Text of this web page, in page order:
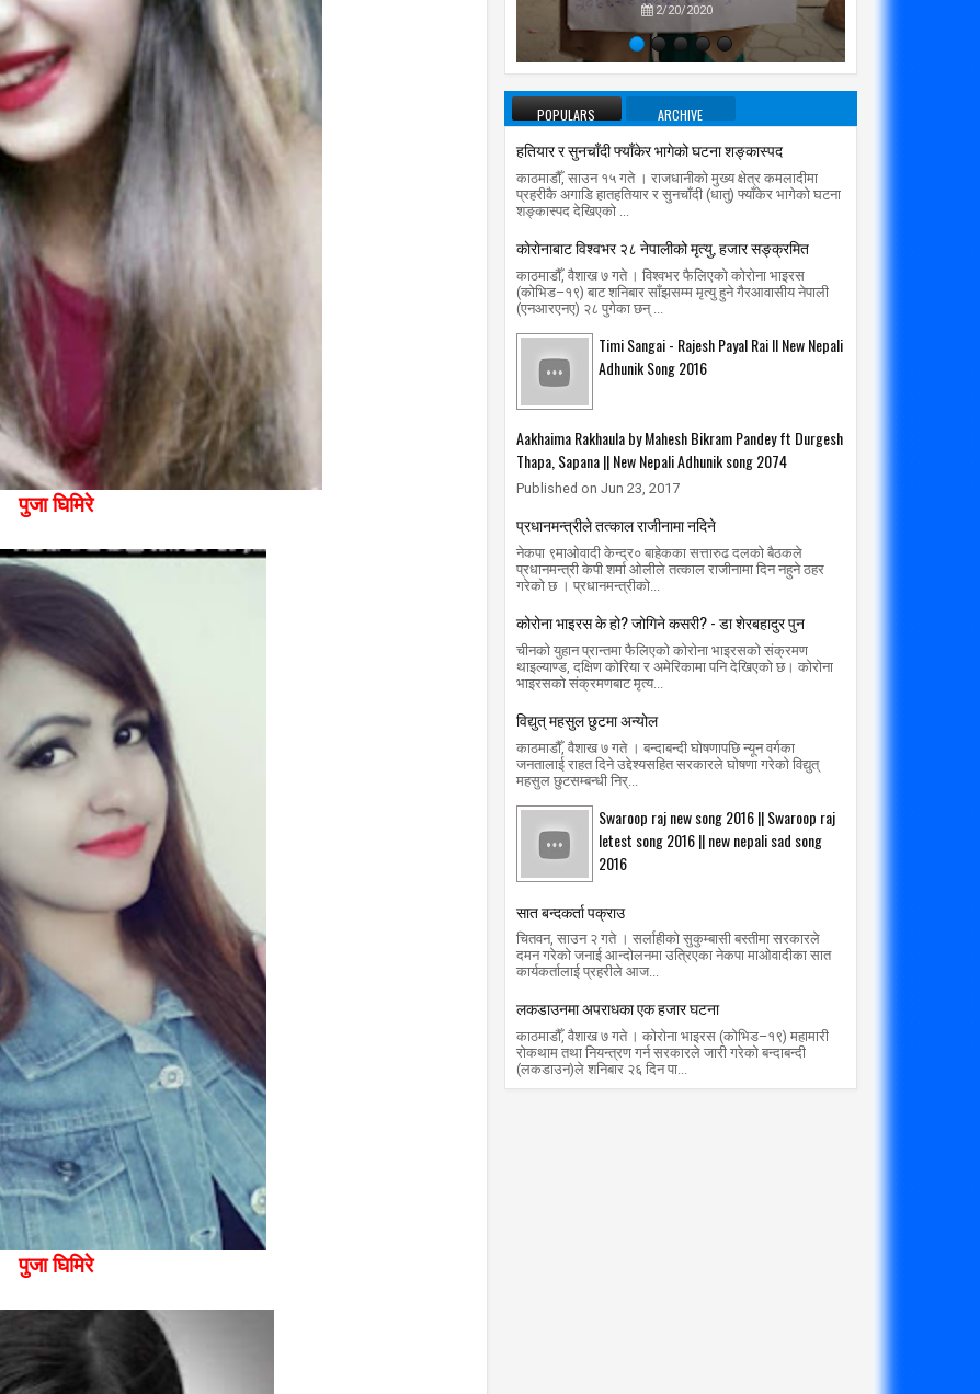
पुजा घिमिरे
पुजा घिमिरे
2/21/2018 2/20/2020
POPULARS ARCHIVE
हतियार र सुनचाँदी फ्याँकेर भागेको घटना शङ्कास्पद
काठमाडौँ, साउन १५ गते । राजधानीको मुख्य क्षेत्र कमलादीमा
प्रहरीकै अगाडि हातहतियार र सुनचाँदी (धातु) फ्याँकेर भागेको घटना
शङ्कास्पद देखिएको ...
काेराेनाबाट विश्वभर २८ नेपालीको मृत्यु, हजार सङ्क्रमित
काठमाडौँ, वैशाख ७ गते । विश्वभर फैलिएको कोरोना भाइरस
(कोभिड–१९) बाट शनिबार साँझसम्म मृत्यु हुने गैरआवासीय नेपाली
(एनआरएनए) २८ पुगेका छन् ...
Timi Sangai - Rajesh Payal Rai ll New Nepali
Adhunik Song 2016
Aakhaima Rakhaula by Mahesh Bikram Pandey ft Durgesh
Thapa, Sapana || New Nepali Adhunik song 2074
Published on Jun 23, 2017
प्रधानमन्त्रीले तत्काल राजीनामा नदिने
नेकपा ९माओवादी केन्द्र० बाहेकका सत्तारुढ दलको बैठकले
प्रधानमन्त्री केपी शर्मा ओलीले तत्काल राजीनामा दिन नहुने ठहर
गरेको छ । प्रधानमन्त्रीको...
कोरोना भाइरस के हो? जोगिने कसरी? - डा शेरबहादुर पुन
चीनको युहान प्रान्तमा फैलिएको कोरोना भाइरसको संक्रमण
थाइल्याण्ड, दक्षिण कोरिया र अमेरिकामा पनि देखिएको छ। कोरोना
भाइरसको संक्रमणबाट मृत्य...
विद्युत् महसुल छुटमा अन्योल
काठमाडौँ, वैशाख ७ गते । बन्दाबन्दी घोषणापछि न्यून वर्गका
जनतालाई राहत दिने उद्देश्यसहित सरकारले घोषणा गरेको विद्युत्
महसुल छुटसम्बन्धी निर्...
Swaroop raj new song 2016 || Swaroop raj
letest song 2016 || new nepali sad song
2016
सात बन्दकर्ता पक्राउ
चितवन, साउन २ गते । सर्लाहीको सुकुम्बासी बस्तीमा सरकारले
दमन गरेको जनाई आन्दोलनमा उत्रिएका नेकपा माओवादीका सात
कार्यकर्तालाई प्रहरीले आज...
लकडाउनमा अपराधका एक हजार घटना
काठमाडौँ, वैशाख ७ गते । कोरोना भाइरस (कोभिड–१९) महामारी
रोकथाम तथा नियन्त्रण गर्न सरकारले जारी गरेको बन्दाबन्दी
(लकडाउन)ले शनिबार २६ दिन पा...